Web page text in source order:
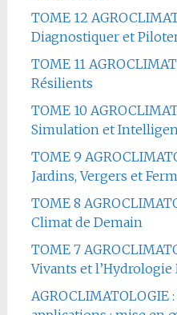
TOME 12
Diagnostiquer et
TOME 11
Résilients
TOME 10
Simulation et
TOME 9
Jardins, Vergers et
TOME 8
Climat de Demain
TOME 7
Vivants et l’Hydrologie
AGROCLIMATOLOGIE